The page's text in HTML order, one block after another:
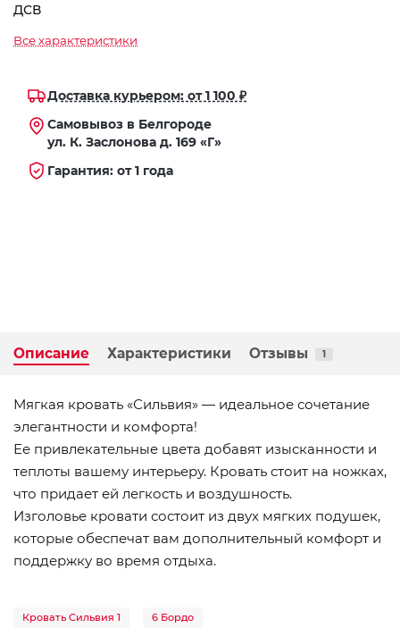
ДСВ
Все характеристики
Доставка курьером: от 1 100 ₽
Самовывоз в Белгороде
ул. К. Заслонова д. 169 «Г»
Гарантия: от 1 года
Описание Характеристики Отзывы 1
Мягкая кровать «Сильвия» — идеальное сочетание
элегантности и комфорта!
Ее привлекательные цвета добавят изысканности и
теплоты вашему интерьеру. Кровать стоит на ножках,
что придает ей легкость и воздушность.
Изголовье кровати состоит из двух мягких подушек,
которые обеспечат вам дополнительный комфорт и
поддержку во время отдыха.
Кровать Сильвия 1 6 Бордо